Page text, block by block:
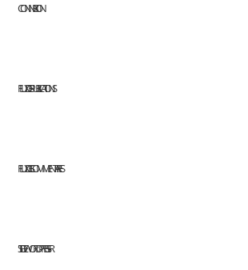
CONNEXION
FLUX DES PUBLICATIONS
FLUX DES COMMENTAIRES
SITE DE WORDPRESS-FR